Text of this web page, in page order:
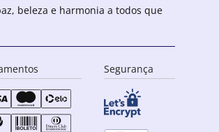
beleza e harmonia a todos que
Segurança